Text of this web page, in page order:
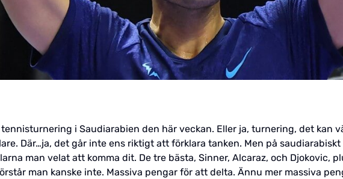
i Saudiarabien den här veckan. Eller ja, turnering, det kan
Där…ja, det går inte ens riktigt att förklara tanken. Men på
man velat att komma dit. De tre bästa, Sinner, Alcaraz, och Djokovic,
man kanske inte. Massiva pengar för att delta. Ännu mer massiva